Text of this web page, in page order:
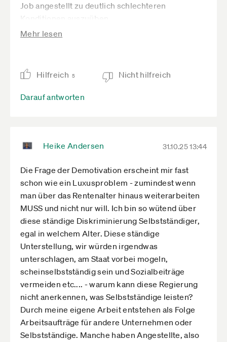
Job angestellt zu deutlich schlechteren
Konditionen auszuüben.
Doch die Ungleichbehandlung vor allem im
Voraussetzungen für Alle.
Mehr lesen
Hilfreich 5 Nicht hilfreich
Darauf antworten
Heike Andersen 31.10.25 13:44
Die Frage der Demotivation erscheint mir fast
schon wie ein Luxusproblem - zumindest wenn
man über das Rentenalter hinaus weiterarbeiten
MUSS und nicht nur will. Ich bin so wütend über
diese ständige Diskriminierung Selbstständiger,
egal in welchem Alter. Diese ständige
Unterstellung, wir würden irgendwas
unterschlagen, am Staat vorbei mogeln,
scheinselbstständig sein und Sozialbeiträge
vermeiden etc.... - warum kann diese Regierung
nicht anerkennen, was Selbstständige leisten?
Durch meine eigene Arbeit entstehen als Folge
Arbeitsaufträge für andere Unternehmen oder
Selbstständige. Manche haben Angestellte, also